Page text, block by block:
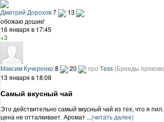
Дмитрий Дорохов7
13
обожаю дошик!
16 января в 17:45
+3
Максим Кучеренко8 20 про Тess (Бренды
13 января в 18:08
Самый вкусный чай
Это действительно самый вкусный чай из тех, что я
цена не отталкивает. Аромат ...(читать далее)